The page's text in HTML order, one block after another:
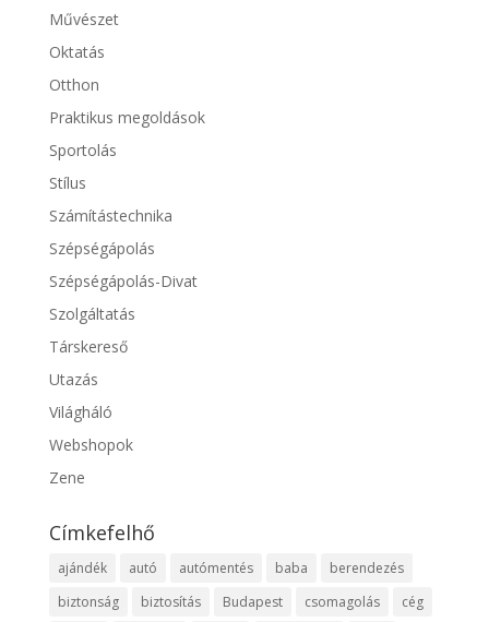
Művészet
Oktatás
Otthon
Praktikus megoldások
Sportolás
Stílus
Számítástechnika
Szépségápolás
Szépségápolás-Divat
Szolgáltatás
Társkereső
Utazás
Világháló
Webshopok
Zene
Címkefelhő
ajándék autó autómentés baba
berendezés
biztonság
biztosítás Budapest csomagolás cég